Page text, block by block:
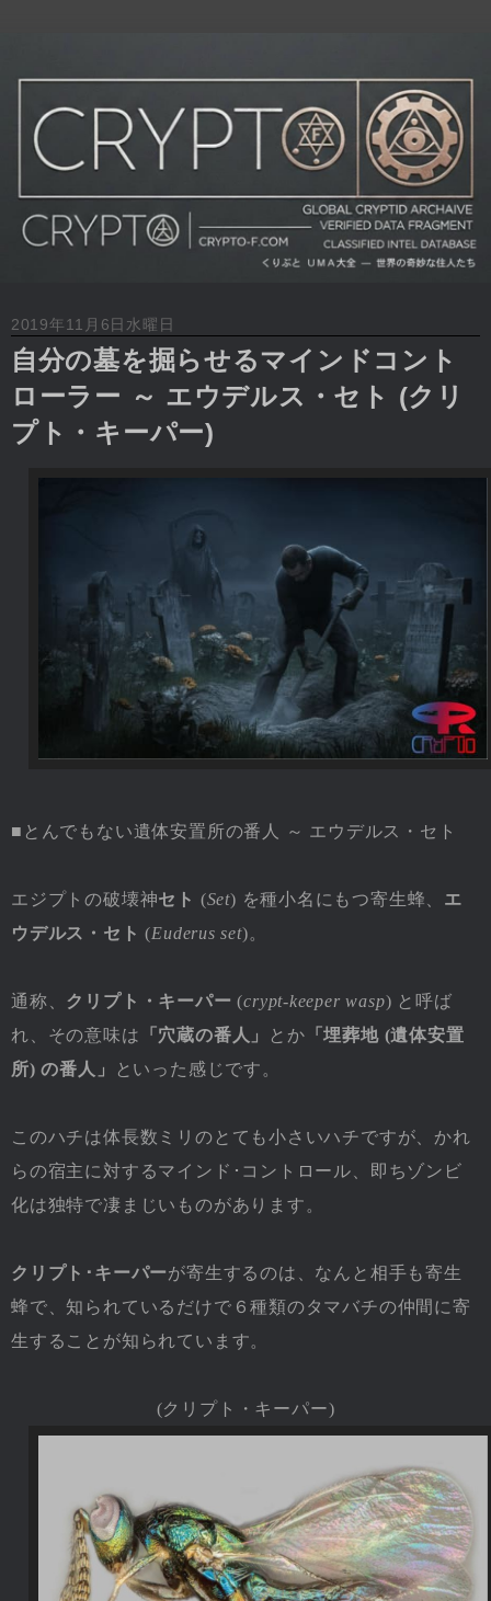
2019年11月6日水曜日
自分の墓を掘らせるマインドコント
ローラー ～ エウデルス・セト (クリ
プト・キーパー)
■とんでもない遺体安置所の番人 ～ エウデルス・セト
エジプトの破壊神セト (Set) を種小名にもつ寄生蜂、 エ
ウデルス・セト (Euderus set)。
通称、 クリプト・キーパー (crypt-keeper wasp) と呼ば
れ、その意味は 「穴蔵の番人」 とか 「埋葬地 (遺体安置
所) の番人」
といった感じです。
このハチは体長数ミリのとても小さいハチですが、かれ
らの宿主に対するマインド･コントロール、即ちゾンビ
化は独特で凄まじいものがあります。
クリプト･キーパーが寄生するのは、なんと相手も寄生
蜂で、知られているだけで６種類のタマバチの仲間に寄
生することが知られています。
(クリプト・キーパー)